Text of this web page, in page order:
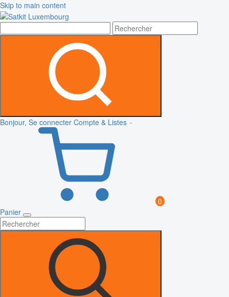
Skip to main content
Bonjour, Se connecter Compte & Listes
0
Panier